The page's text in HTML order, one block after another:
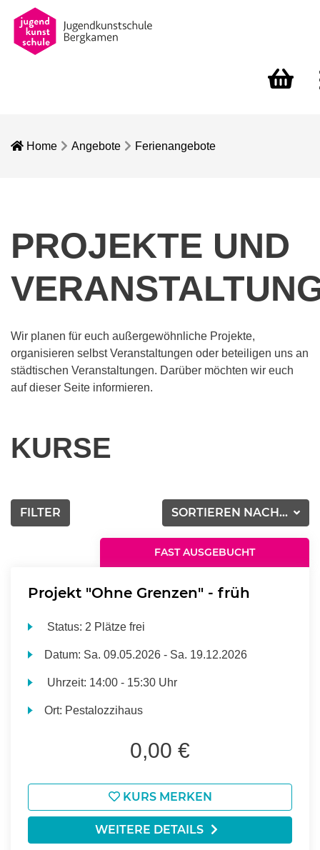
Home Angebote Ferienangebote
PROJEKTE UND
Wir planen für euch außergewöhnliche Projekte,
organisieren selbst Veranstaltungen oder beteiligen uns an
städtischen Veranstaltungen. Darüber möchten wir euch
auf dieser Seite informieren.
KURSE
SORTIEREN NACH...
FILTER
FAST AUSGEBUCHT
Projekt "Ohne Grenzen" - früh
Status: 2 Plätze frei
Datum: Sa. 09.05.2026 - Sa. 19.12.2026
Uhrzeit: 14:00 - 15:30 Uhr
Ort: Pestalozzihaus
0,00 €
KURS MERKEN
WEITERE DETAILS